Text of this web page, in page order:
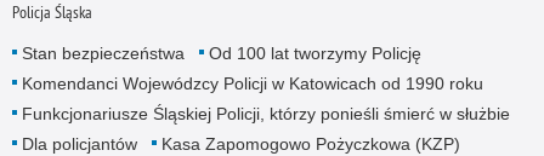
Policja Śląska
Stan bezpieczeństwa
Od 100 lat tworzymy Policję
Komendanci Wojewódzcy Policji w Katowicach od 1990 roku
Funkcjonariusze Śląskiej Policji, którzy ponieśli śmierć w służbie
Dla policjantów
Kasa Zapomogowo Pożyczkowa (KZP)